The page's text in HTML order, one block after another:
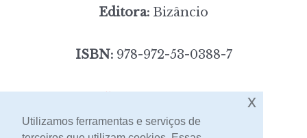
Editora: Bizâncio
ISBN:978-972-53-0388-7
[portes incluídos]
Utilizamos ferramentas e serviços de
x